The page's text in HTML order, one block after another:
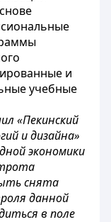
и
учебные
«Пекинский
и дизайна»
экономики
снята
данной
в поле